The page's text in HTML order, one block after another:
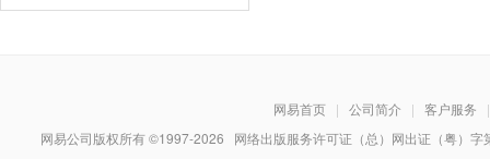
网易首页 | 公司简介 | 客户服务
|
网易公司版权所有 ©1997-2026 网络出版服务许可证（总）网出证（粤）